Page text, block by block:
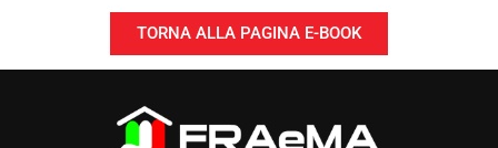
TORNA ALLA PAGINA E-BOOK